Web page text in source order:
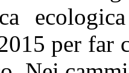
per far